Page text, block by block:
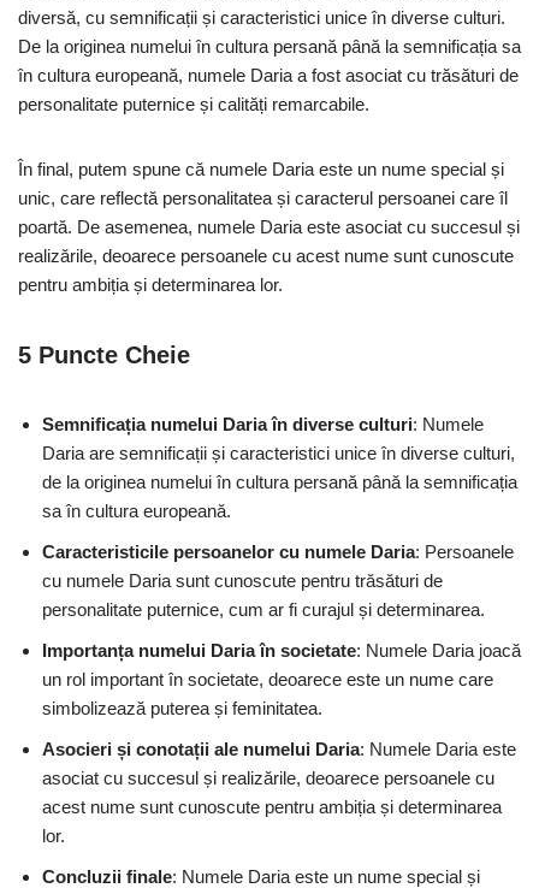
diversă, cu semnificații și caracteristici unice în diverse culturi.
De la originea numelui în cultura persană până la semnificația sa
în cultura europeană, numele Daria a fost asociat cu trăsături de
personalitate puternice și calități remarcabile.
În final, putem spune că numele Daria este un nume special și
unic, care reflectă personalitatea și caracterul persoanei care îl
poartă. De asemenea, numele Daria este asociat cu succesul și
realizările, deoarece persoanele cu acest nume sunt cunoscute
pentru ambiția și determinarea lor.
5 Puncte Cheie
Semnificația numelui Daria în diverse culturi: Numele
Daria are semnificații și caracteristici unice în diverse culturi,
de la originea numelui în cultura persană până la semnificația
sa în cultura europeană.
Caracteristicile persoanelor cu numele Daria: Persoanele
cu numele Daria sunt cunoscute pentru trăsături de
personalitate puternice, cum ar fi curajul și determinarea.
Importanța numelui Daria în societate: Numele Daria joacă
un rol important în societate, deoarece este un nume care
simbolizează puterea și feminitatea.
Asocieri și conotații ale numelui Daria: Numele Daria este
asociat cu succesul și realizările, deoarece persoanele cu
acest nume sunt cunoscute pentru ambiția și determinarea
lor.
Concluzii finale: Numele Daria este un nume special și